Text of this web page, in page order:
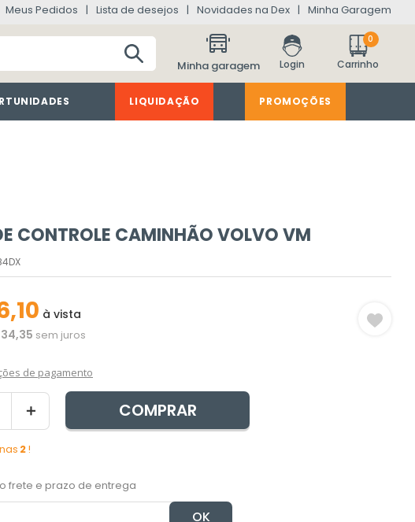
Meus Pedidos Lista de desejos Novidades na Dex Minha Garagem
Minha garagem
0
LIQUIDAÇÃO PROMOÇÕES
CONTROLE CAMINHÃO VOLVO VM
,10 à vista
34,35 sem juros
de pagamento
＋ COMPRAR
2!